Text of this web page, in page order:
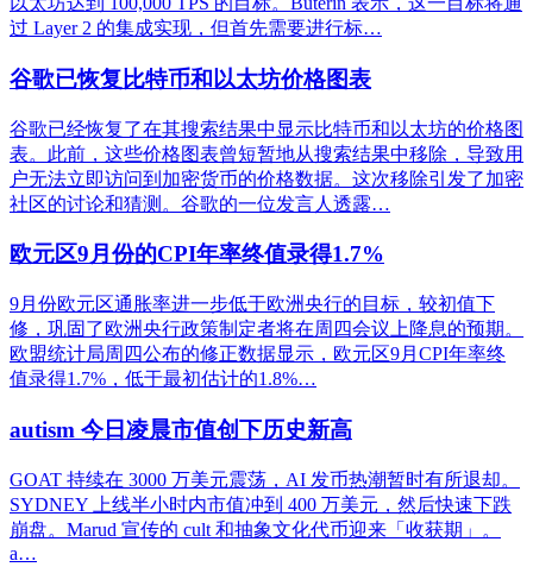
过 Layer 2 的集成实现，但首先需要进行标…
谷歌已恢复比特币和以太坊价格图表
谷歌已经恢复了在其搜索结果中显示比特币和以太坊的价格图
表。此前，这些价格图表曾短暂地从搜索结果中移除，导致用
户无法立即访问到加密货币的价格数据。这次移除引发了加密
社区的讨论和猜测。谷歌的一位发言人透露…
欧元区9月份的CPI年率终值录得1.7%
9月份欧元区通胀率进一步低于欧洲央行的目标，较初值下
修，巩固了欧洲央行政策制定者将在周四会议上降息的预期。
欧盟统计局周四公布的修正数据显示，欧元区9月CPI年率终
值录得1.7%，低于最初估计的1.8%…
autism 今日凌晨市值创下历史新高
GOAT 持续在 3000 万美元震荡，AI 发币热潮暂时有所退却。
SYDNEY 上线半小时内市值冲到 400 万美元，然后快速下跌
崩盘。Marud 宣传的 cult 和抽象文化代币迎来「收获期」。
a…